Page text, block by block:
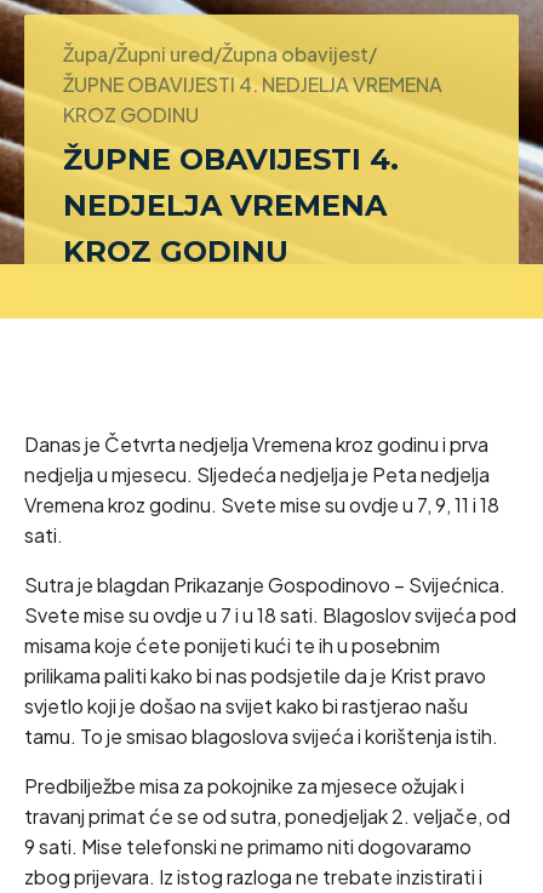
Župa/Župni ured/Župna obavijest/
ŽUPNE OBAVIJESTI 4. NEDJELJA VREMENA
KROZ GODINU
ŽUPNE OBAVIJESTI 4.
NEDJELJA VREMENA
KROZ GODINU
Danas je Četvrta nedjelja Vremena kroz godinu i prva
nedjelja u mjesecu. Sljedeća nedjelja je Peta nedjelja
Vremena kroz godinu. Svete mise su ovdje u 7, 9, 11 i 18
sati.
Sutra je blagdan Prikazanje Gospodinovo – Svijećnica.
Svete mise su ovdje u 7 i u 18 sati. Blagoslov svijeća pod
misama koje ćete ponijeti kući te ih u posebnim
prilikama paliti kako bi nas podsjetile da je Krist pravo
svjetlo koji je došao na svijet kako bi rastjerao našu
tamu. To je smisao blagoslova svijeća i korištenja istih.
Predbilježbe misa za pokojnike za mjesece ožujak i
travanj primat će se od sutra, ponedjeljak 2. veljače, od
9 sati. Mise telefonski ne primamo niti dogovaramo
zbog prijevara. Iz istog razloga ne trebate inzistirati i